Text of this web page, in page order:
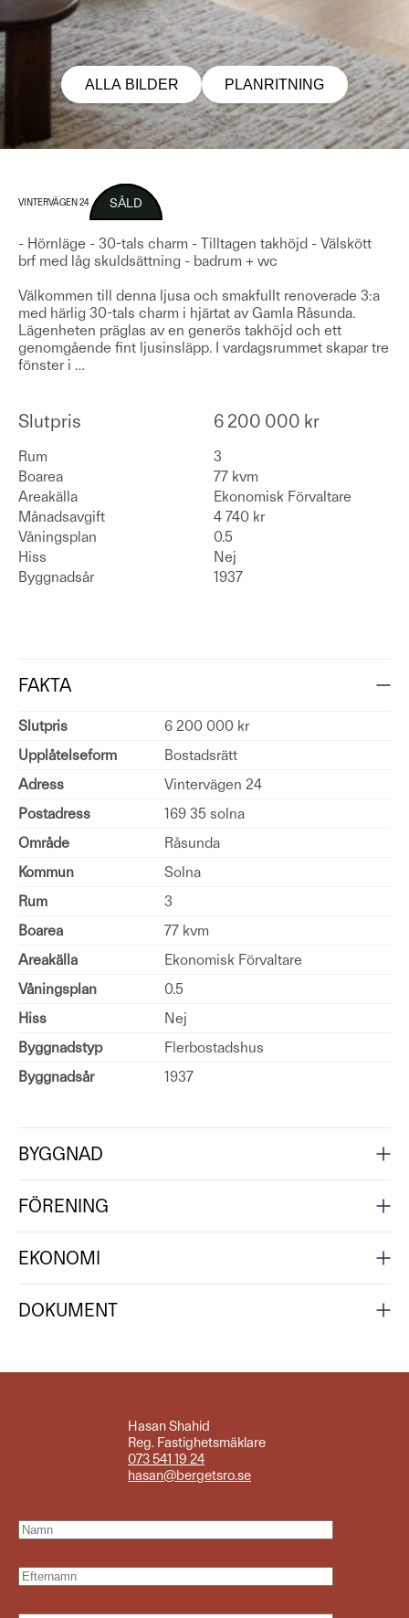
ALLA BILDER PLANRITNING
VINTERVÄGEN 24 SÅLD
- Hörnläge - 30-tals charm - Tilltagen takhöjd - Välskött
brf med låg skuldsättning - badrum + wc
Välkommen till denna ljusa och smakfullt renoverade 3:a
med härlig 30-tals charm i hjärtat av Gamla Råsunda.
Lägenheten präglas av en generös takhöjd och ett
genomgående fint ljusinsläpp. I vardagsrummet skapar tre
fönster i …
Slutpris 6 200 000 kr
Rum
3
Boarea
77 kvm
Areakälla
Ekonomisk Förvaltare
Månadsavgift
4 740 kr
Våningsplan
0.5
Hiss
Nej
Byggnadsår
1937
FAKTA
Slutpris
6 200 000 kr
Upplåtelseform
Bostadsrätt
Adress
Vintervägen 24
Postadress
169 35 solna
Område
Råsunda
Kommun
Solna
Rum
3
Boarea
77 kvm
Areakälla
Ekonomisk Förvaltare
Våningsplan
0.5
Hiss
Nej
Byggnadstyp
Flerbostadshus
Byggnadsår
1937
BYGGNAD
FÖRENING
EKONOMI
DOKUMENT
Hasan Shahid
Reg. Fastighetsmäklare
073 541 19 24
hasan@bergetsro.se